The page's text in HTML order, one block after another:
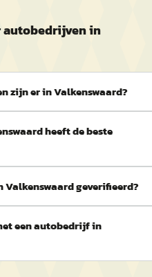
autobedrijven in
zijn er in Valkenswaard?
heeft de beste
geverifieerd?
een autobedrijf in